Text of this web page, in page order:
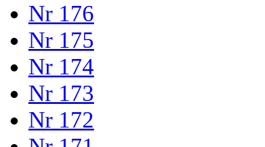
Nr 176
Nr 175
Nr 174
Nr 173
Nr 172